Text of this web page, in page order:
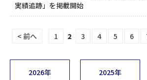
実績追跡」を掲載開始
< 前へ 1 2 3 4 5 6
2026年 2025年